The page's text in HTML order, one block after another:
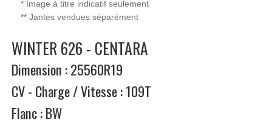
* Image à titre indicatif seulement
** Jantes vendues séparément
WINTER 626 - CENTARA
Dimension : 25560R19
CV - Charge / Vitesse : 109T
Flanc : BW